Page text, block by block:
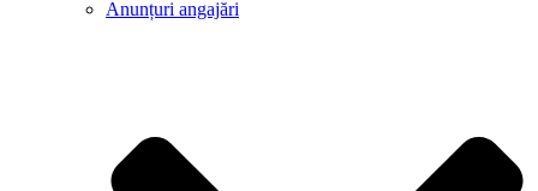
Anunțuri angajări